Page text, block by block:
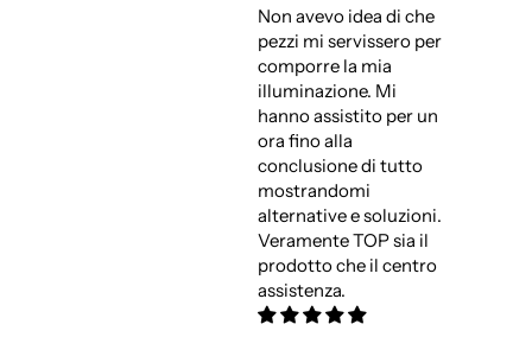
Non avevo idea di che
pezzi mi servissero per
comporre la mia
illuminazione. Mi
hanno assistito per un
ora fino alla
conclusione di tutto
mostrandomi
alternative e soluzioni.
Veramente TOP sia il
prodotto che il centro
assistenza.